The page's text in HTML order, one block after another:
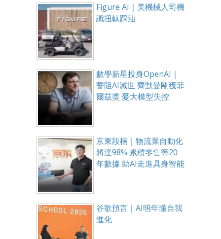
Figure AI｜美機械人司機
識扭軚踩油
數學新星投身OpenAI｜
誓阻AI滅世 齊默曼剛獲菲
爾茲獎 憂大模型失控
京東段楠｜物流業自動化
將達98% 累積零售等20
年數據 助AI走進具身智能
谷歌預言｜AI明年懂自我
進化